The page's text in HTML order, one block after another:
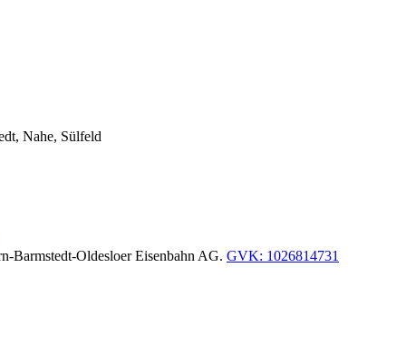
Nahe, Sülfeld
Barmstedt-Oldesloer Eisenbahn AG. GVK: 1026814731